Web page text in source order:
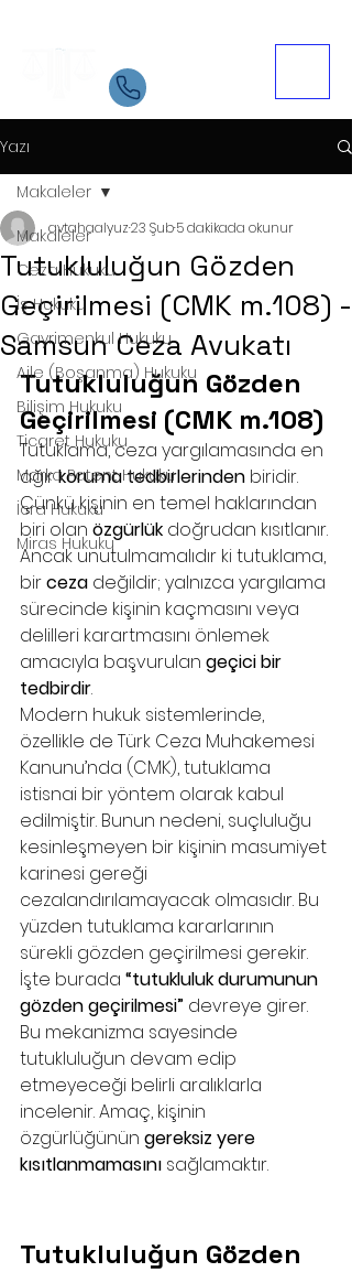
05534084721
Yazı
Makaleler
Ceza Hukuku
İş Hukuku
Gayrimenkul Hukuku
Aile (Boşanma) Hukuku
Bilişim Hukuku
Ticaret Hukuku
Marka Patent Hukuku
İcra Hukuku
Miras Hukuku
Makaleler
Tutukluluğun Gözden
Geçirilmesi (CMK m.108) -
Samsun Ceza Avukatı
avtahaalyuz23 Şub5 dakikada okunur
Tutukluluğun Gözden
Geçirilmesi (CMK m.108)
Tutuklama, ceza yargılamasında en
ağır koruma tedbirlerinden biridir.
Çünkü kişinin en temel haklarından
biri olan özgürlük doğrudan kısıtlanır.
Ancak unutulmamalıdır ki tutuklama,
bir ceza değildir; yalnızca yargılama
sürecinde kişinin kaçmasını veya
delilleri karartmasını önlemek
amacıyla başvurulan geçici bir
tedbirdir.
Modern hukuk sistemlerinde,
özellikle de Türk Ceza Muhakemesi
Kanunu’nda (CMK), tutuklama
istisnai bir yöntem olarak kabul
edilmiştir. Bunun nedeni, suçluluğu
kesinleşmeyen bir kişinin masumiyet
karinesi gereği
cezalandırılamayacak olmasıdır. Bu
yüzden tutuklama kararlarının
sürekli gözden geçirilmesi gerekir.
İşte burada “tutukluluk durumunun
gözden geçirilmesi” devreye girer.
Bu mekanizma sayesinde
tutukluluğun devam edip
etmeyeceği belirli aralıklarla
incelenir. Amaç, kişinin
özgürlüğünün gereksiz yere
kısıtlanmamasını sağlamaktır.
Tutukluluğun Gözden